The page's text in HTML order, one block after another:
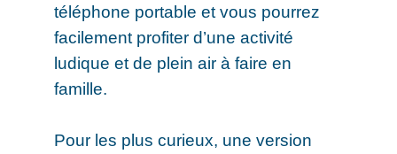
téléphone portable et vous pourrez
facilement profiter d’une activité
ludique et de plein air à faire en
famille.
Pour les plus curieux, une version